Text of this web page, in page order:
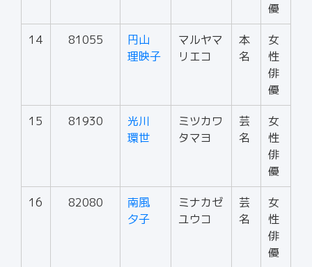
優
14 81055
円山
理映子
マルヤマ
リエコ
本
名
女
性
俳
優
15 81930
光川
環世
ミツカワ
タマヨ
芸
名
女
性
俳
優
16 82080
南風
夕子
ミナカゼ
ユウコ
芸
名
女
性
俳
優